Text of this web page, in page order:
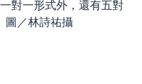
對一形式外，還有五對
／林詩祐攝